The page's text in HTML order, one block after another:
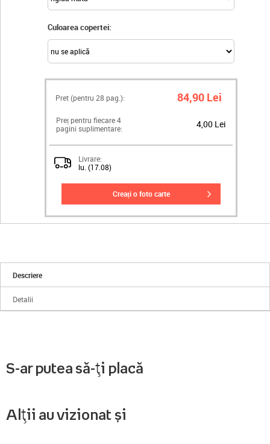
Culoarea copertei:
Pret (pentru 28 pag.): 84,90 Lei
Preț pentru fiecare 4
pagini suplimentare:
4,00 Lei
Livrare:
lu. (17.08)
creați o foto carte
Descriere
Detalii
S-ar putea să-ți placă
Alții au vizionat și